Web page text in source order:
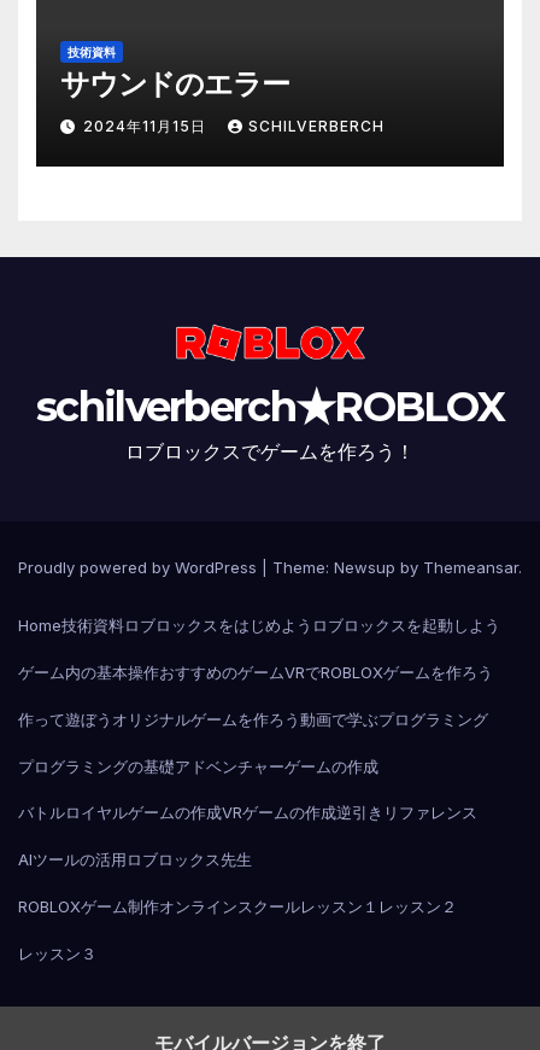
技術資料
サウンドのエラー
2024年11月15日 SCHILVERBERCH
schilverberch★ROBLOX
ロブロックスでゲームを作ろう！
Proudly powered by WordPress Theme: Newsup by Themeansar.
Home技術資料ロブロックスをはじめよう ロブロックスを起動しよう
ゲーム内の基本操作おすすめのゲームVRでROBLOXゲームを作ろう
作って遊ぼう オリジナルゲームを作ろう動画で学ぶプログラミング
プログラミングの基礎アドベンチャーゲームの作成
バトルロイヤルゲームの作成VRゲームの作成逆引きリファレンス
AIツールの活用ロブロックス先生
ROBLOXゲーム制作オンラインスクールレッスン１ レッスン２
レッスン３
モバイルバージョンを終了